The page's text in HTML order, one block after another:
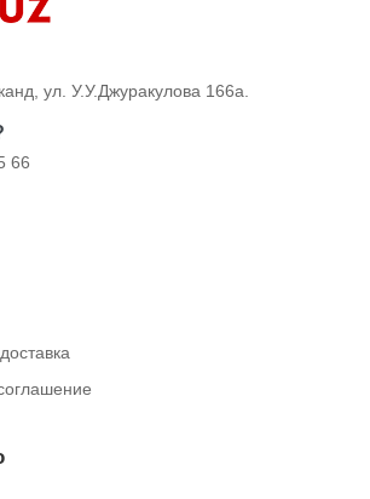
ул. У.У.Джуракулова 166а.
66